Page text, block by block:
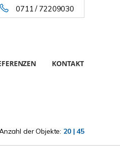
0711 / 72209030
KONTAKT
der Objekte: 20 | 45